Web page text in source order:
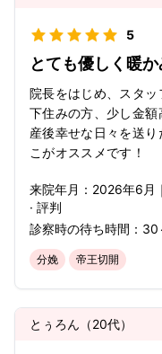
5
とても優しく暖
院長をはじめ、スタ
下住みの方、少し金
産後幸せな日々を送
こがオススメです！
来院年月： 2026年6月 ｜
· 評判
診察時の待ち時間： 30
分娩 帝王切開
とぅろん （20代）